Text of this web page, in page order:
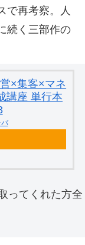
で再考察。人
続く三部作の
×集客×マネ
講座 単行本
ってくれた方全